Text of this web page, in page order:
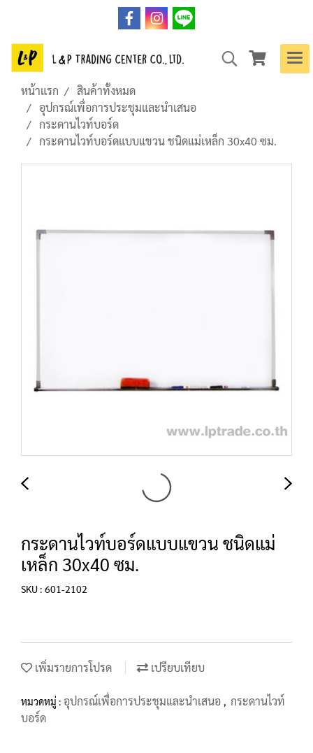
หน้าแรก
สินค้าทั้งหมด
อุปกรณ์เพื่อการประชุมและนำเสนอ
กระดานไวท์บอร์ด
กระดานไวท์บอร์ดแบบแขวน ชนิดแม่เหล็ก 30x40 ซม.
กระดานไวท์บอร์ดแบบแขวน ชนิดแม่
เหล็ก 30x40 ซม.
SKU : 601-2102
เพิ่มรายการโปรด เปรียบเทียบ
หมวดหมู่ : อุปกรณ์เพื่อการประชุมและนำเสนอ , กระดานไวท์
บอร์ด